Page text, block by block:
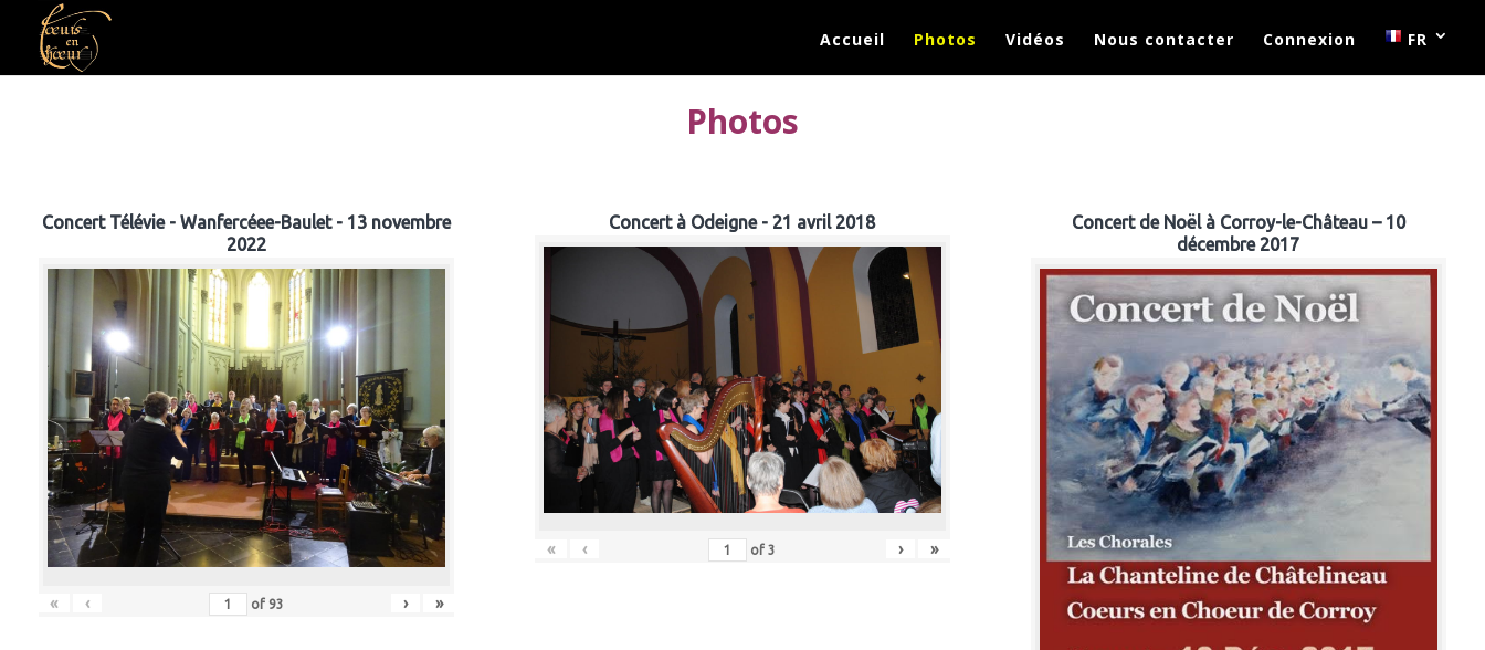
Accueil Photos Vidéos Nous contacter Connexion FR
Photos
Concert Télévie - Wanfercéee-Baulet - 13 novembre
2022
« ‹ of 93 › »
Concert à Odeigne - 21 avril 2018
« ‹ of3 › »
Concert de Noël à Corroy-le-Château – 10
décembre 2017